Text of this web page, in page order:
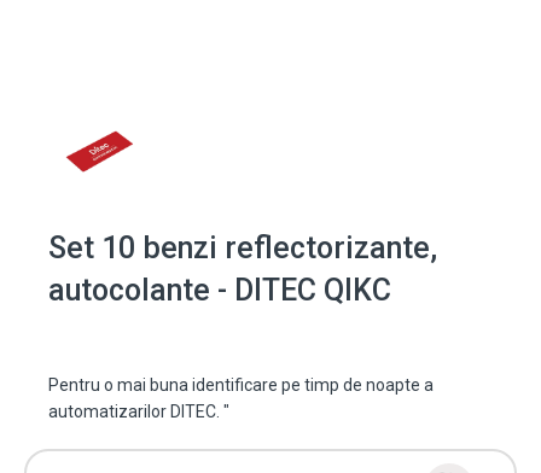
Set 10 benzi reflectorizante,
autocolante - DITEC QIKC
Pentru o mai buna identificare pe timp de noapte a
automatizarilor DITEC. "